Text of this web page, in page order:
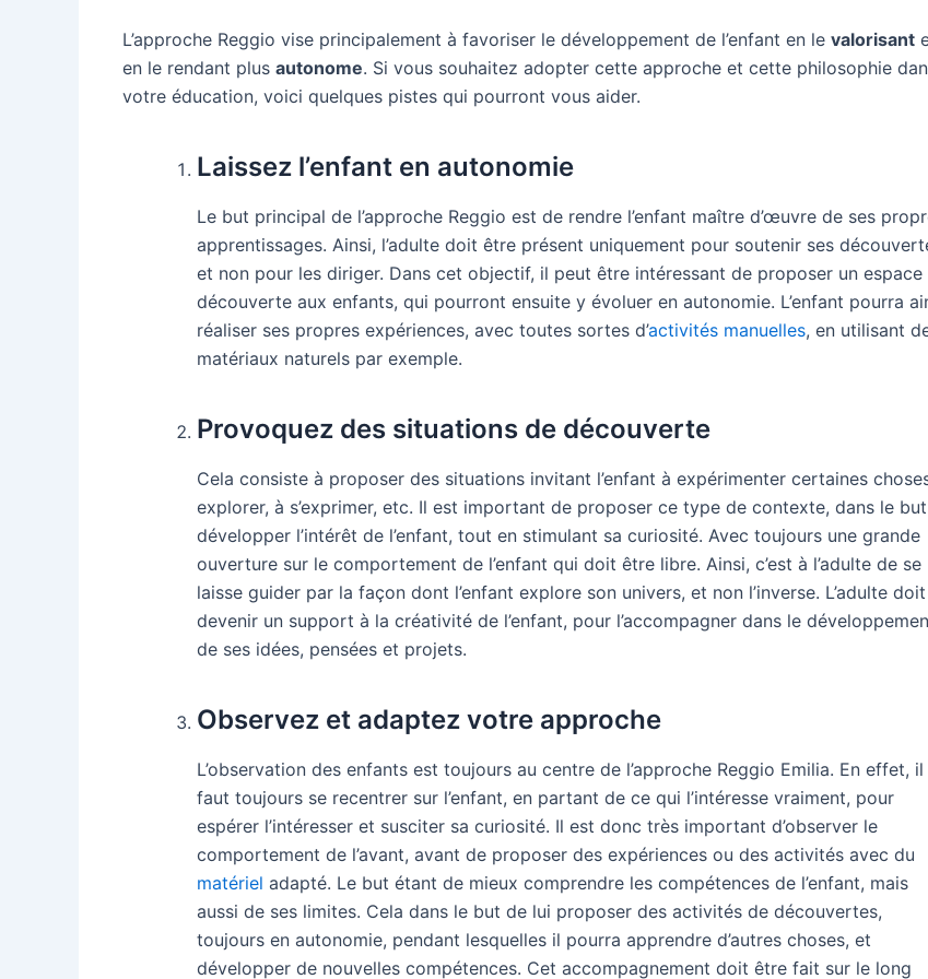
L’approche Reggio vise principalement à favoriser le développement de l’enfant en le valorisant
en le rendant plus autonome. Si vous souhaitez adopter cette approche et cette philosophie
votre éducation, voici quelques pistes qui pourront vous aider.
Laissez l’enfant en autonomie
Le but principal de l’approche Reggio est de rendre l’enfant maître d’œuvre de ses
apprentissages. Ainsi, l’adulte doit être présent uniquement pour soutenir ses
et non pour les diriger. Dans cet objectif, il peut être intéressant de proposer un espace
découverte aux enfants, qui pourront ensuite y évoluer en autonomie. L’enfant pourra
réaliser ses propres expériences, avec toutes sortes d’activités manuelles, en utilisant
matériaux naturels par exemple.
Provoquez des situations de découverte
Cela consiste à proposer des situations invitant l’enfant à expérimenter certaines
explorer, à s’exprimer, etc. Il est important de proposer ce type de contexte, dans le
développer l’intérêt de l’enfant, tout en stimulant sa curiosité. Avec toujours une grande
ouverture sur le comportement de l’enfant qui doit être libre. Ainsi, c’est à l’adulte de se
laisse guider par la façon dont l’enfant explore son univers, et non l’inverse. L’adulte doit
devenir un support à la créativité de l’enfant, pour l’accompagner dans le
de ses idées, pensées et projets.
Observez et adaptez votre approche
L’observation des enfants est toujours au centre de l’approche Reggio Emilia. En effet, il
faut toujours se recentrer sur l’enfant, en partant de ce qui l’intéresse vraiment, pour
espérer l’intéresser et susciter sa curiosité. Il est donc très important d’observer le
comportement de l’avant, avant de proposer des expériences ou des activités avec du
matériel adapté. Le but étant de mieux comprendre les compétences de l’enfant, mais
aussi de ses limites. Cela dans le but de lui proposer des activités de découvertes,
toujours en autonomie, pendant lesquelles il pourra apprendre d’autres choses, et
développer de nouvelles compétences. Cet accompagnement doit être fait sur le long